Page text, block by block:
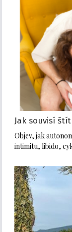
Jak souvisí
Objev, jak
intimitu, libido,